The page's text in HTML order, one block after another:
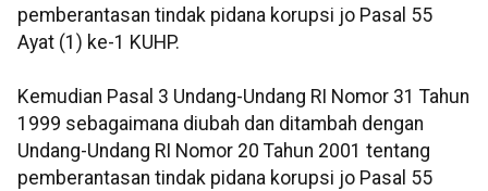
pemberantasan tindak pidana korupsi jo Pasal 55
Ayat (1) ke-1 KUHP.
Kemudian Pasal 3 Undang-Undang RI Nomor 31 Tahun
1999 sebagaimana diubah dan ditambah dengan
Undang-Undang RI Nomor 20 Tahun 2001 tentang
pemberantasan tindak pidana korupsi jo Pasal 55